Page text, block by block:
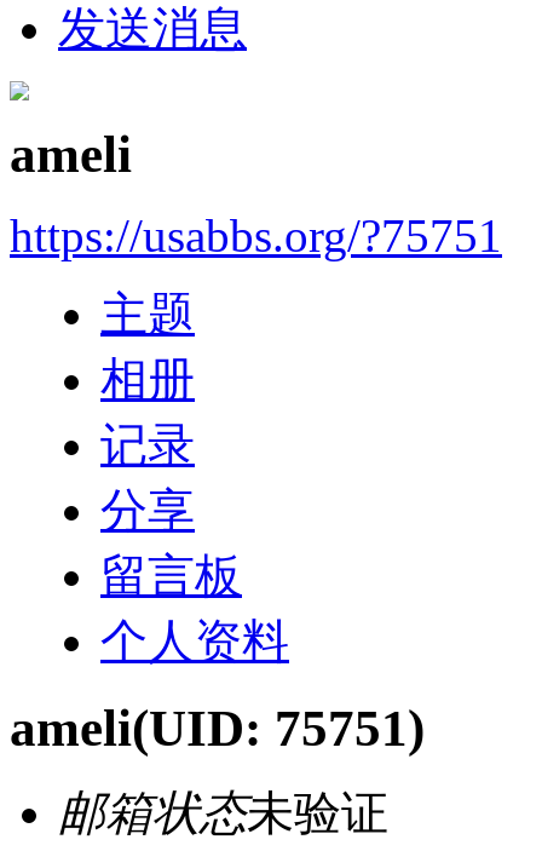
发送消息
ameli
https://usabbs.org/?75751
主题
相册
记录
分享
留言板
个人资料
ameli(UID: 75751)
邮箱状态未验证